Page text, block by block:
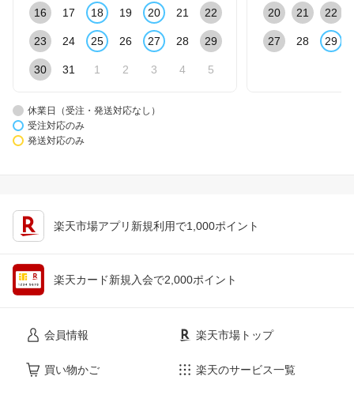
16 17 18 19 20 21 22
23 24 25 26 27 28 29
30 31 1 2 3 4 5
20 21 22
27 28 29
休業日（受注・発送対応なし）
受注対応のみ
発送対応のみ
楽天市場アプリ新規利用で1,000ポイント
楽天カード新規入会で2,000ポイント
会員情報
買い物かご
楽天市場トップ
楽天のサービス一覧